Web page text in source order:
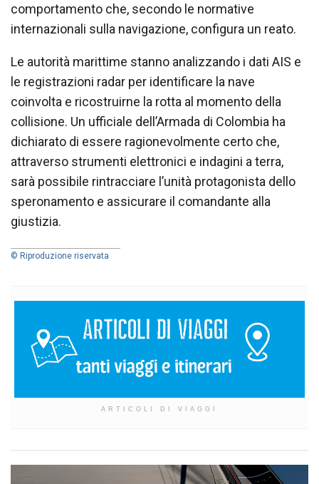
comportamento che, secondo le normative
internazionali sulla navigazione, configura un reato.
Le autorità marittime stanno analizzando i dati AIS e
le registrazioni radar per identificare la nave
coinvolta e ricostruirne la rotta al momento della
collisione. Un ufficiale dell’Armada di Colombia ha
dichiarato di essere ragionevolmente certo che,
attraverso strumenti elettronici e indagini a terra,
sarà possibile rintracciare l’unità protagonista dello
speronamento e assicurare il comandante alla
giustizia.
© Riproduzione riservata
ARTICOLI DI VIAGGI